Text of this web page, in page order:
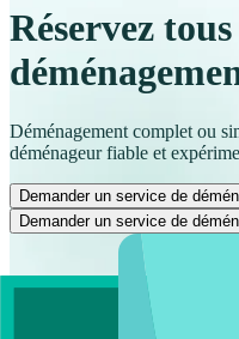
Réservez
Déménagement complet ou
déménageur fiable et
Demander un service de
Demander un service de